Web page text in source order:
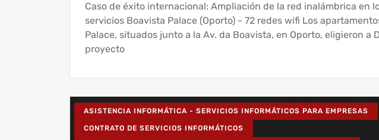
Caso de éxito internacional: Ampliación de la red inalámbrica en
servicios Boavista Palace (Oporto) - 72 redes wifi Los
Palace, situados junto a la Av. da Boavista, en Oporto, eligieron a
proyecto
ASISTENCIA INFORMÁTICA - SERVICIOS INFORMÁTICOS PARA EMPRESAS
CONTRATO DE SERVICIOS INFORMÁTICOS